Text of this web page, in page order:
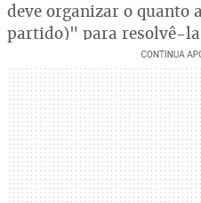
deve organizar o quanto
partido)" para resolvê-